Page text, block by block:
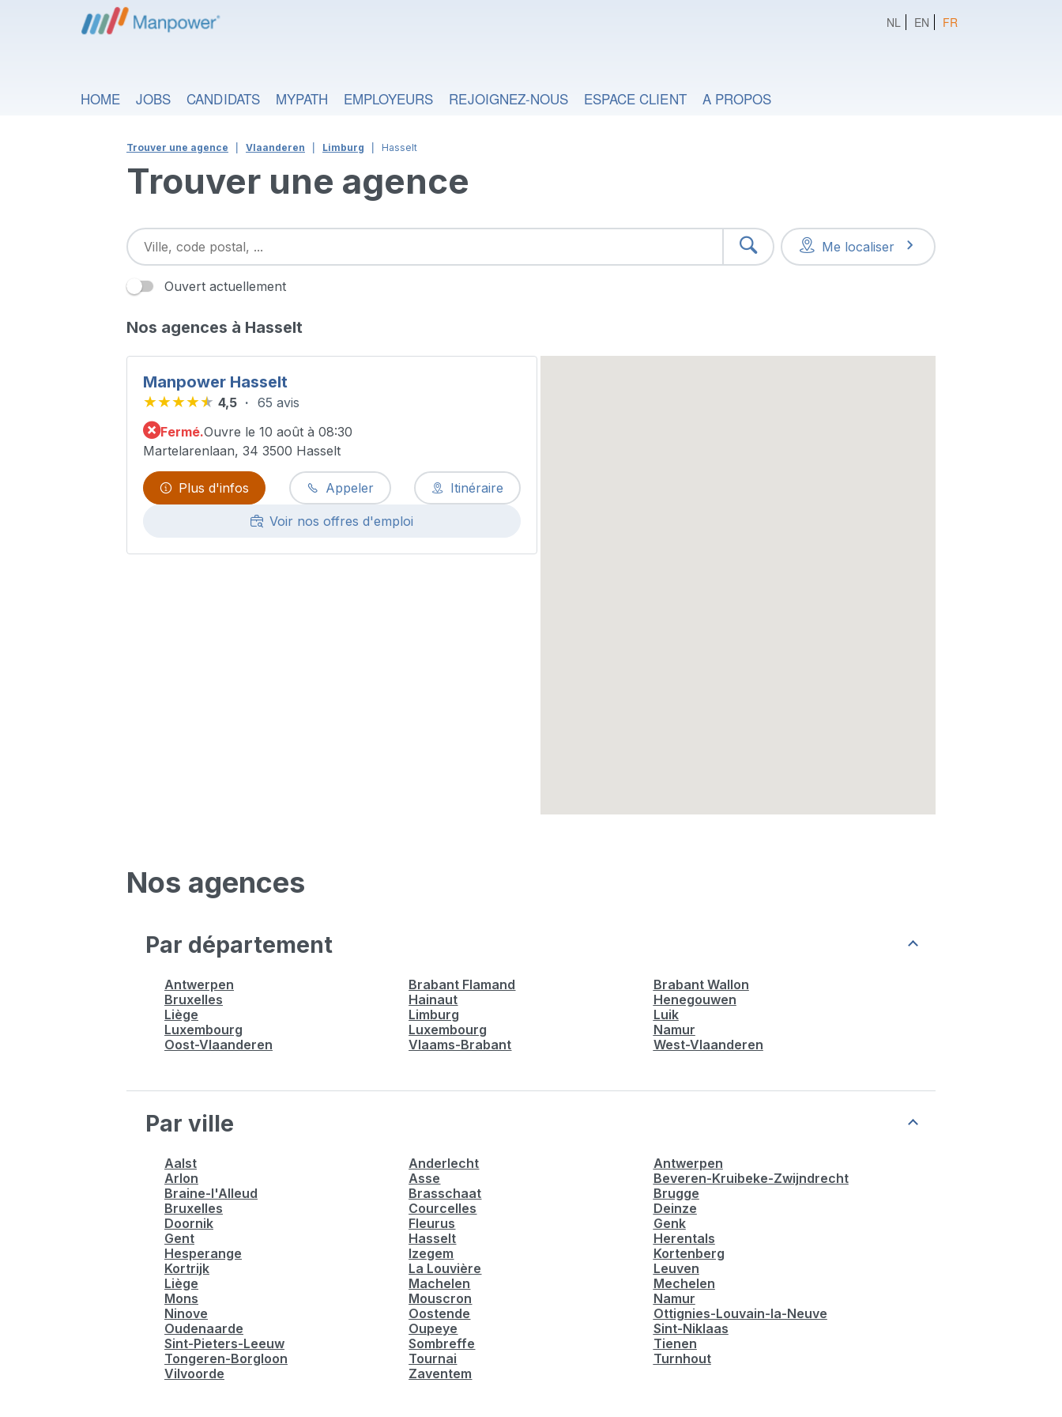
NL EN FR
HOME JOBS CANDIDATS MYPATH EMPLOYEURS REJOIGNEZ-NOUS ESPACE CLIENT A PROPOS
Trouver une agence Vlaanderen Limburg Hasselt
Trouver une agence
Me localiser
Ouvert actuellement
Nos agences à Hasselt
Manpower Hasselt
4,5
65 avis
Fermé.Ouvre le 10 août à 08:30
Martelarenlaan, 34 3500 Hasselt
Plus d'infos Appeler Itinéraire
Voir nos offres d'emploi
Nos agences
Par département
Antwerpen Brabant Flamand
Brabant Wallon
Bruxelles
Hainaut
Henegouwen
Liège
Limburg
Luik
Luxembourg
Luxembourg
Namur
Oost-Vlaanderen
Vlaams-Brabant West-Vlaanderen
Par ville
Aalst Anderlecht
Antwerpen
Arlon
Asse
Beveren-Kruibeke-Zwijndrecht
Braine-l'Alleud
Brasschaat
Brugge
Bruxelles
Courcelles
Deinze
Doornik
Fleurus
Genk
Gent
Hasselt
Herentals
Hesperange
Izegem
Kortenberg
Kortrijk
La Louvière
Leuven
Liège
Machelen
Mechelen
Mons
Mouscron
Namur
Ninove
Oostende
Ottignies-Louvain-la-Neuve
Oudenaarde
Oupeye
Sint-Niklaas
Sint-Pieters-Leeuw
Sombreffe
Tienen
Tongeren-Borgloon
Tournai
Turnhout
Vilvoorde
Zaventem